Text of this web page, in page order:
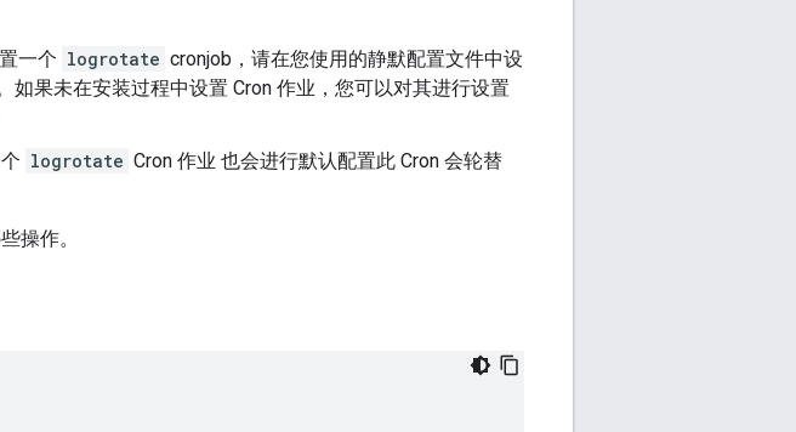
一个 logrotate cronjob，请在您使用的静默配置文件中设
如果未在安装过程中设置 Cron 作业，您可以对其进行设置
logrotate Cron 作业 也会进行默认配置此 Cron 会轮替
操作。